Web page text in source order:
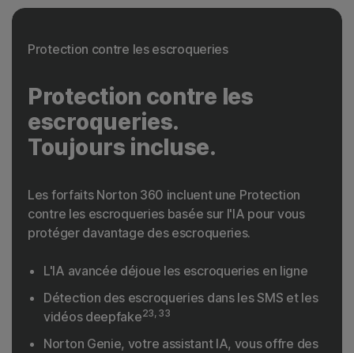
Protection contre les escroqueries
Protection contre les
escroqueries.
Toujours incluse.
Les forfaits Norton 360 incluent une Protection
contre les escroqueries basée sur l'IA pour vous
protéger davantage des escroqueries.
L'IA avancée déjoue les escroqueries en ligne
Détection des escroqueries dans les SMS et les
vidéos deepfake23, 33
Norton Genie, votre assistant IA, vous offre des